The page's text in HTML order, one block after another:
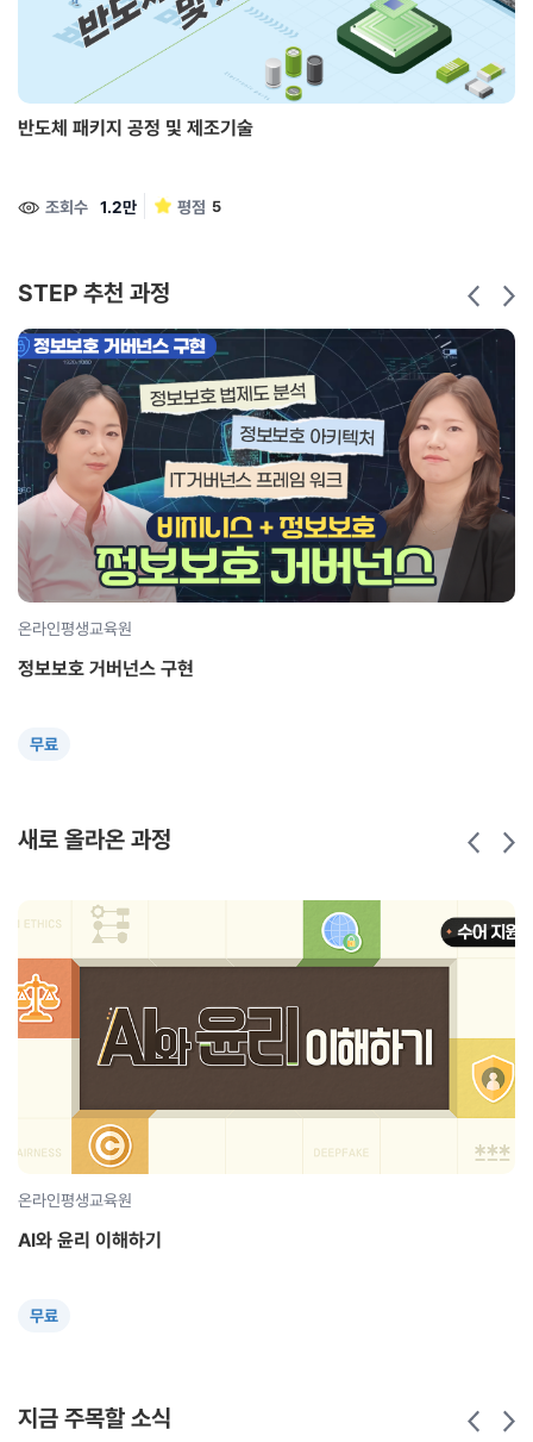
반도체 패키지 공정 및 제조기술
조회수 1.2만 평점 5
STEP 추천 과정
온라인평생교육원
정보보호 거버넌스 구현
무료
새로 올라온 과정
온라인평생교육원
AI와 윤리 이해하기
무료
지금 주목할 소식